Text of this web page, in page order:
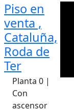
Piso en
venta ,
Cataluña,
Roda de
Ter
Planta 0 |
Con
ascensor